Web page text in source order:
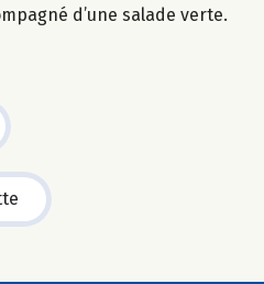
d’une salade verte.